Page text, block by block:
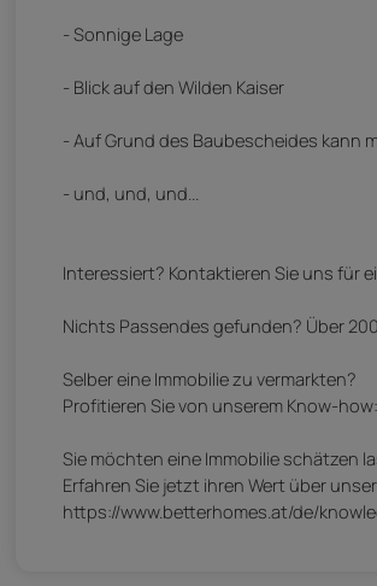
- Sonnige Lage
- Blick auf den Wilden Kaiser
- Auf Grund des Baubescheides kann
- und, und, und...
Interessiert? Kontaktieren Sie uns für
Nichts Passendes gefunden? Über
Selber eine Immobilie zu vermarkten?
Profitieren Sie von unserem Know-
Sie möchten eine Immobilie schätzen
Erfahren Sie jetzt ihren Wert über
https://www.betterhomes.at/de/